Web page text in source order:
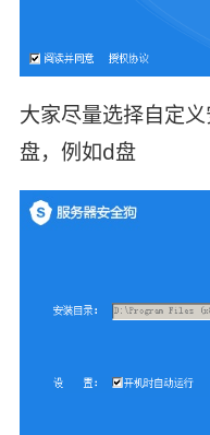
大家尽量选择自定
盘，例如d盘